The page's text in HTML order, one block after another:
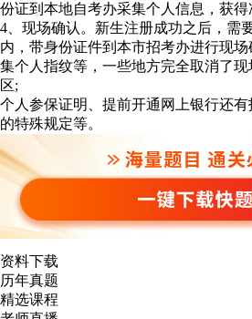
份证到本地自考办采集个人信息，获得
4、现场确认。新生注册成功之后，需
内，带身份证件到本市招考办进行现
集个人指纹等，一些地方完全取消了
区;
个人参保证明、提前开通网上银行还
的特殊规定等。
资料下载
历年真题
精选课程